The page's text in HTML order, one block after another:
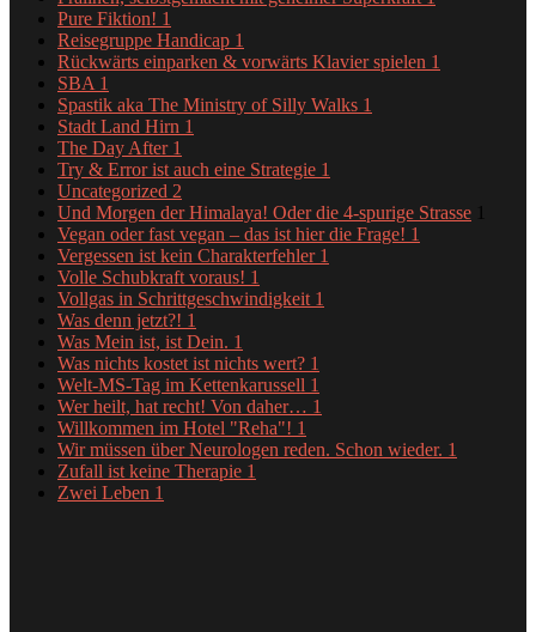
Pure Fiktion! 1
Reisegruppe Handicap 1
Rückwärts einparken & vorwärts Klavier spielen 1
SBA 1
Spastik aka The Ministry of Silly Walks 1
Stadt Land Hirn 1
The Day After 1
Try & Error ist auch eine Strategie 1
Uncategorized 2
Und Morgen der Himalaya! Oder die 4-spurige Strasse 1
Vegan oder fast vegan – das ist hier die Frage! 1
Vergessen ist kein Charakterfehler 1
Volle Schubkraft voraus! 1
Vollgas in Schrittgeschwindigkeit 1
Was denn jetzt?! 1
Was Mein ist, ist Dein. 1
Was nichts kostet ist nichts wert? 1
Welt-MS-Tag im Kettenkarussell 1
Wer heilt, hat recht! Von daher… 1
Willkommen im Hotel "Reha"! 1
Wir müssen über Neurologen reden. Schon wieder. 1
Zufall ist keine Therapie 1
Zwei Leben 1